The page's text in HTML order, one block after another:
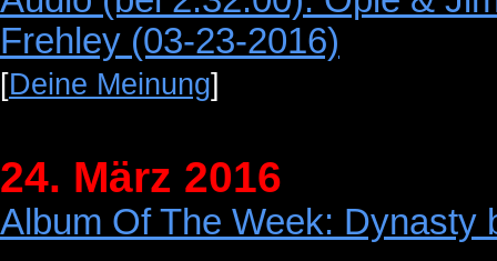
Frehley (03-23-2016)
[Deine Meinung]
24. März 2016
Album Of The Week: Dynasty